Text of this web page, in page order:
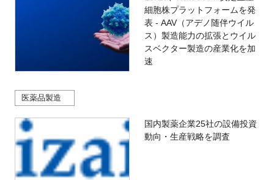
細胞株プラットフォームを発
表 - AAV（アデノ随伴ウイル
ス）製造能力の拡張とウイル
スベクター製造の産業化を加
速
医薬品製造
国内製薬企業25社の設備投資
動向・生産戦略を調査